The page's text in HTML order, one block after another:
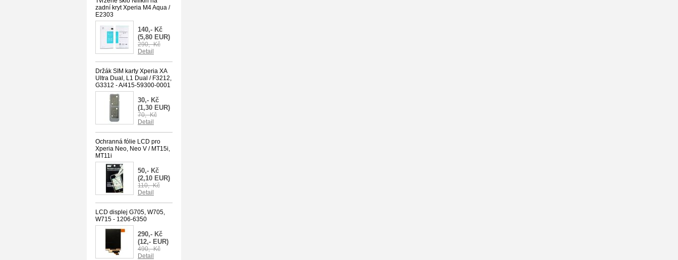
zadní kryt Xperia M4 Aqua /
E2303
140,- Kč
(5,80 EUR)
290,- Kč
Detail
Držák SIM karty Xperia XA
Ultra Dual, L1 Dual / F3212,
G3312 - A/415-59300-0001
30,- Kč
(1,30 EUR)
70,- Kč
Detail
Ochranná fólie LCD pro
Xperia Neo, Neo V / MT15i,
MT11i
50,- Kč
(2,10 EUR)
110,- Kč
Detail
LCD displej G705, W705,
W715 - 1206-6350
290,- Kč
(12,- EUR)
490,- Kč
Detail